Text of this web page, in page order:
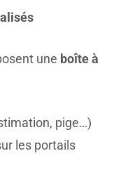
une boîte à
pige…)
les portails